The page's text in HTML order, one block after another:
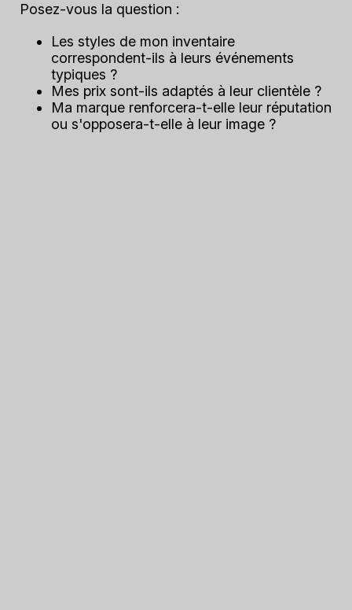
Posez-vous la question :
Les styles de mon inventaire
correspondent-ils à leurs événements
typiques ?
Mes prix sont-ils adaptés à leur clientèle ?
Ma marque renforcera-t-elle leur réputation
ou s'opposera-t-elle à leur image ?